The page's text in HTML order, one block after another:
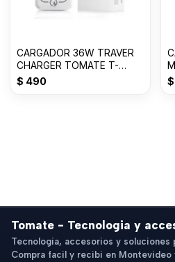
CARGADOR 36W TRAVER
CHARGER TOMATE T-
CH002
$ 490 $
Tomate - Tecnologia y
Tecnologia, accesorios y soluciones
Compra facil y recibi en Montevideo